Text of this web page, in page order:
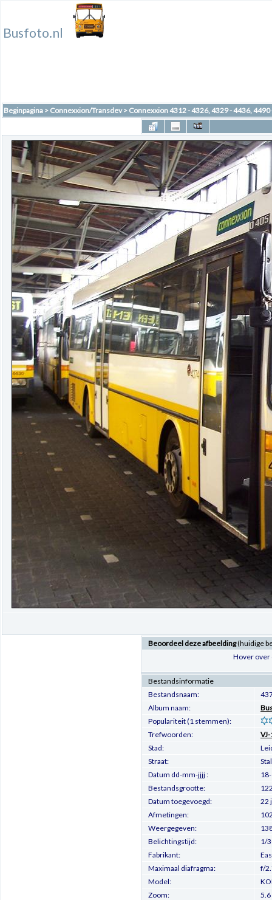
Busfoto.nl
Beginpagina > Connexxion/Transdev> Connexxion 4312 - 4326, 4329 - 4436, 4490
Beoordeel deze afbeelding(huidige
Hover over
Bestandsinformatie
Bestandsnaam:
Album naam:
Populariteit (1 stemmen):
Trefwoorden:
Stad:
Straat:
Datum dd-mm-jjjj :
Bestandsgrootte:
Datum toegevoegd:
22
Afmetingen:
Weergegeven:
Belichtingstijd:
1/
Fabrikant:
Maximaal diafragma:
f/
Model:
Zoom: